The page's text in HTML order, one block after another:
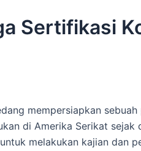
Sertifikasi
mempersiapkan
di Amerika Serikat sejak
melakukan kajian dan